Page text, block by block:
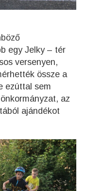
egy Jelky – tér
versenyen,
össze a
ezúttal sem
az
ajándékot